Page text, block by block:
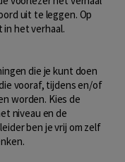
uit te leggen. Op
in het verhaal.
die je kunt doen
vooraf, tijdens en/of
worden. Kies de
niveau en de
ben je vrij om zelf